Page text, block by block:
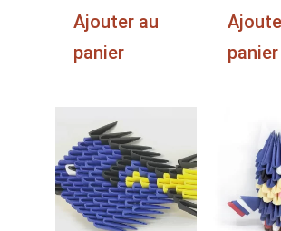
Ajouter au
panier
panier